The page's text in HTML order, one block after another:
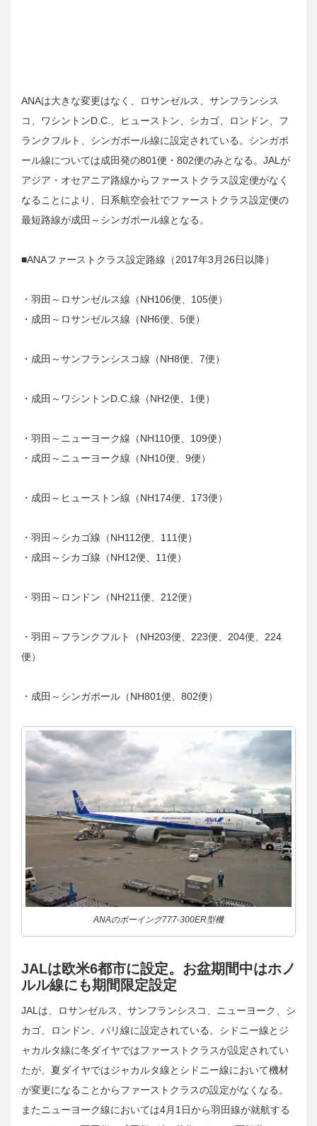
ANAは大きな変更はなく、ロサンゼルス、サンフランシス
コ、ワシントンD.C.、ヒューストン、シカゴ、ロンドン、フ
ランクフルト、シンガポール線に設定されている。シンガポ
ール線については成田発の801便・802便のみとなる。JALが
アジア・オセアニア路線からファーストクラス設定便がなく
なることにより、日系航空会社でファーストクラス設定便の
最短路線が成田～シンガポール線となる。
■ANAファーストクラス設定路線（2017年3月26日以降）
・羽田～ロサンゼルス線（NH106便、105便）
・成田～ロサンゼルス線（NH6便、5便）
・成田～サンフランシスコ線（NH8便、7便）
・成田～ワシントンD.C.線（NH2便、1便）
・羽田～ニューヨーク線（NH110便、109便）
・成田～ニューヨーク線（NH10便、9便）
・成田～ヒューストン線（NH174便、173便）
・羽田～シカゴ線（NH112便、111便）
・成田～シカゴ線（NH12便、11便）
・羽田～ロンドン（NH211便、212便）
・羽田～フランクフルト（NH203便、223便、204便、224
便）
・成田～シンガポール（NH801便、802便）
ANAのボーイング777-300ER型機
JALは欧米6都市に設定。お盆期間中はホノ
ルル線にも期間限定設定
JALは、ロサンゼルス、サンフランシスコ、ニューヨーク、シ
カゴ、ロンドン、パリ線に設定されている。シドニー線とジ
ャカルタ線に冬ダイヤではファーストクラスが設定されてい
たが、夏ダイヤではジャカルタ線とシドニー線において機材
が変更になることからファーストクラスの設定がなくなる。
またニューヨーク線においては4月1日から羽田線が就航する